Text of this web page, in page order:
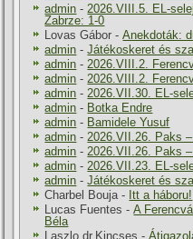
admin -2026.VIII.5. EL-
Zabrze: 1-0
Lovas Gábor -Anekdoták:
admin -Játékoskeret és
admin -2026.VIII.2.
admin -2026.VIII.2.
admin -2026.VII.30. EL-
admin - Botka Endre
admin - Bamidele Yusuf
admin -2026.VII.26. Paks
admin -2026.VII.26. Paks
admin -2026.VII.23. EL-
admin -Játékoskeret és
Charbel Bouja- Itt a háboru!
Lucas Fuentes -A
Béla
Laszlo dr.Kincses -